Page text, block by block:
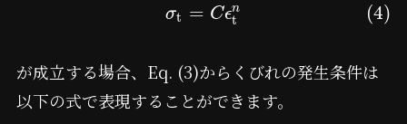
σt = Cϵn
t (4)
が成立する場合、Eq. (3)からくびれの発生条件は
以下の式で表現することができます。